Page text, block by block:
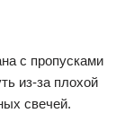
с пропусками
из-за плохой
свечей.